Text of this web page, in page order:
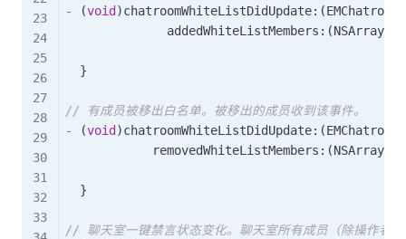
-
(void )chatroomWhiteListDidUpdate: (EMChatroom
              addedWhiteListMembers
: (NSArray
}
// 有成员被移出白名单。被移出的成员收到该事件。
-
(void )chatroomWhiteListDidUpdate: (EMChatroom
            removedWhiteListMembers
: (NSArray
}
// 聊天室一键禁言状态变化。聊天室所有成员（除操作者